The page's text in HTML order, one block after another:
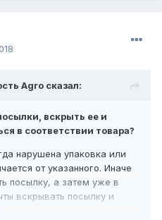
Agro сказал:
вскрыть ее и
в соответствии товара?
нарушена упаковка или
от указанного. Иначе
посылку, а затем уже в
вскрывать посылку и